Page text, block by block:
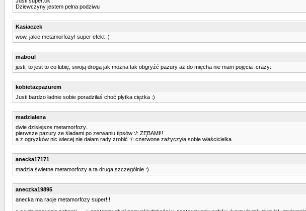
Dziewczyny jestem pelna podziwu
Kasiaczek
wow, jakie metamorfozy! super efekt :)
maboul
justi, to jest to co lubię, swoją drogą jak można tak obgryźć pazury aż do mięcha nie mam pojęcia :crazy:
kobietazpazurem
Justi bardzo ładnie sobie poradziłaś choć płytka ciężka :)
madzialena
dwie dzisiejsze metamorfozy..
pierwsze pazury ze śladami po zerwaniu tipsów :/: ZĘBAMI!!
a z ogryzków nic wiecej nie dałam rady zrobić :/: czerwone zażyczyła sobie właścicielka
anecka17171
madzia świetne metamorfozy a ta druga szczególnie :)
aneczka19895
anecka ma racje metamorfozy super!!!